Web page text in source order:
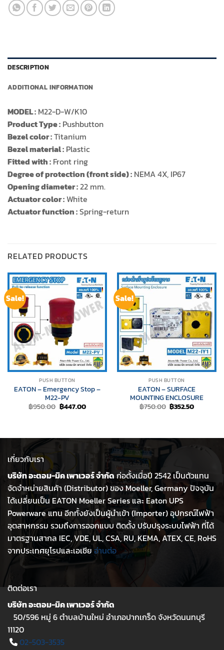
DESCRIPTION
ADDITIONAL INFORMATION
MODEL : M22-D-W/K10
Product Type : Pushbutton
Bezel color :Titanium
Bezel material : Plastic
Fitted with : Front ring
Degree of protection (front side) : NEMA 4X, IP67
Opening diameter :22 mm.
Actuator color :White
Actuator function :Spring-return
RELATED PRODUCTS
Sale!
PUSH BUTTON
EATON – Emergency Stop –
M22-PV
฿950.00 Original
price
฿447.00Current
price
Sale!
PUSH BUTTON
EATON – SURFACE
MOUNTING ENCLOSURE
฿750.00 Original
price
฿352.50Current
เกี่ยวกับเรา
บริษัท อะตอม-มิค เพาเวอร์ จำกัด ก่อตั้งเมื่อปี 2542 เป็นตัวแทน
จัดจำหน่ายสินค้า (Distributor) ของ Moeller, Germany ปัจจุบัน
ได้เปลี่ยนเป็น EATON Moeller Series และ Eaton UPS
Powerware แทน อีกทั้งยังเป็นผู้นำเข้า (Importer) อุปกรณ์ไฟฟ้า
อุตสาหกรรม รวมถึงการออกแบบ ติดตั้ง ปรับปรุงระบบไฟฟ้า ที่ได้
มาตรฐานสากล IEC, VDE, UL, CSA, RU, KEMA, ATEX, CE, RoHS
จากประเทศยุโรปและเอเชียอ่านต่อ
ติดต่อเรา
บริษัท อะตอม-มิค เพาเวอร์ จำกัด
50/596 หมู่ 6 ตำบลบ้านใหม่ อำเภอปากเกร็ด จังหวัดนนทบุรี
11120
02-503-3535